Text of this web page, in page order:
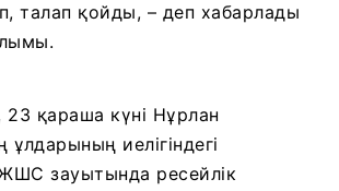
талап қойды, – деп хабарлады
23 қараша күні Нұрлан
ұлдарының иелігіндегі
зауытында ресейлік